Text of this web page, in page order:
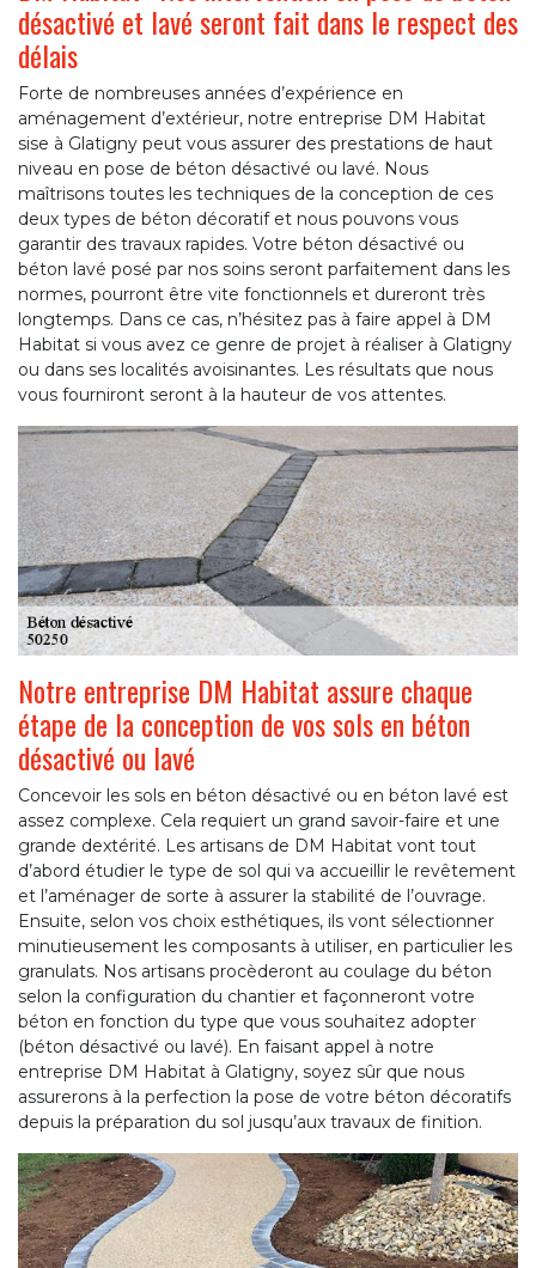
désactivé et lavé seront fait dans le respect des
délais
Forte de nombreuses années d’expérience en
aménagement d’extérieur, notre entreprise DM Habitat
sise à Glatigny peut vous assurer des prestations de haut
niveau en pose de béton désactivé ou lavé. Nous
maîtrisons toutes les techniques de la conception de ces
deux types de béton décoratif et nous pouvons vous
garantir des travaux rapides. Votre béton désactivé ou
béton lavé posé par nos soins seront parfaitement dans les
normes, pourront être vite fonctionnels et dureront très
longtemps. Dans ce cas, n’hésitez pas à faire appel à DM
Habitat si vous avez ce genre de projet à réaliser à Glatigny
ou dans ses localités avoisinantes. Les résultats que nous
vous fourniront seront à la hauteur de vos attentes.
Notre entreprise DM Habitat assure chaque
étape de la conception de vos sols en béton
désactivé ou lavé
Concevoir les sols en béton désactivé ou en béton lavé est
assez complexe. Cela requiert un grand savoir-faire et une
grande dextérité. Les artisans de DM Habitat vont tout
d’abord étudier le type de sol qui va accueillir le revêtement
et l’aménager de sorte à assurer la stabilité de l’ouvrage.
Ensuite, selon vos choix esthétiques, ils vont sélectionner
minutieusement les composants à utiliser, en particulier les
granulats. Nos artisans procèderont au coulage du béton
selon la configuration du chantier et façonneront votre
béton en fonction du type que vous souhaitez adopter
(béton désactivé ou lavé). En faisant appel à notre
entreprise DM Habitat à Glatigny, soyez sûr que nous
assurerons à la perfection la pose de votre béton décoratifs
depuis la préparation du sol jusqu’aux travaux de finition.